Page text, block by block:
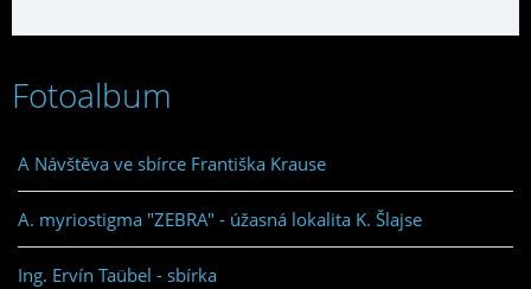
Fotoalbum
A Návštěva ve sbírce Františka Krause
A. myriostigma "ZEBRA" - úžasná lokalita K. Šlajse
Ing. Ervín Taübel - sbírka